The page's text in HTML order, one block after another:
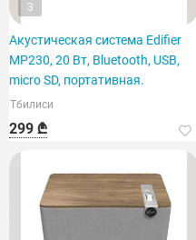
3
Акустическая система Edifier
MP230, 20 Вт, Bluetooth, USB,
micro SD, портативная.
Тбилиси
299 ₾